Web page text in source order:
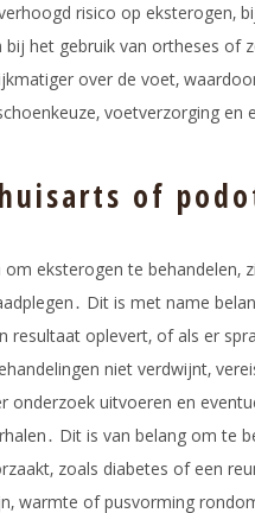
risico op eksterogen‚
bij het gebruik van ortheses
over de voet‚
voetverzorging
of
eksterogen te
Dit is met name
resultaat oplevert‚ of als er
niet verdwijnt‚
onderzoek uitvoeren en
Dit is van belang om te
zoals diabetes of een
warmte of pusvorming